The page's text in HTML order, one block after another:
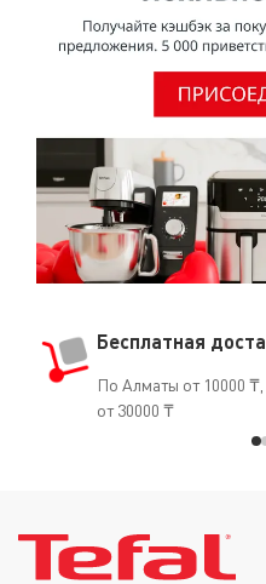
Бесплатная
По Алматы от 10000
от 30000 ₸